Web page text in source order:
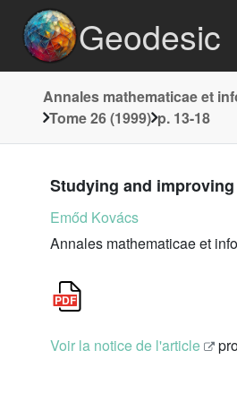
Geodesic
Annales mathematicae et
Tome 26 (1999) p. 13-18
Studying and
Emőd Kovács
Annales mathematicae et
Voir la notice de l'article